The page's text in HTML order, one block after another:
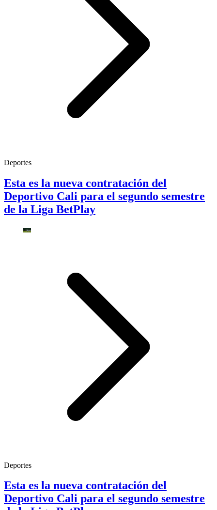
Deportes
Esta es la nueva contratación del
Deportivo Cali para el segundo semestre
de la Liga BetPlay
Deportes
Esta es la nueva contratación del
Deportivo Cali para el segundo semestre